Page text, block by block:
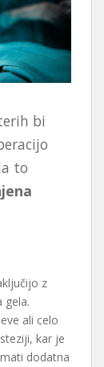
bi
to
z
gela.
ali celo
kar je
dodatna